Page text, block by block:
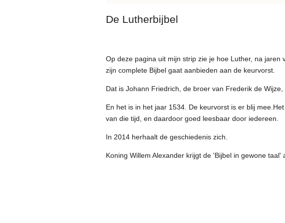
De Lutherbijbel
Op deze pagina uit mijn strip zie je hoe Luther, na jaren
zijn complete Bijbel gaat aanbieden aan de keurvorst.
Dat is Johann Friedrich, de broer van Frederik de
En het is in het jaar 1534. De keurvorst is er blij
van die tijd, en daardoor goed leesbaar door iedereen.
In 2014 herhaalt de geschiedenis zich.
Koning Willem Alexander krijgt de 'Bijbel in gewone taal'